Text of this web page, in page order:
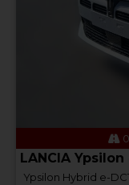
LANCIA
Ypsilon Hybrid e-